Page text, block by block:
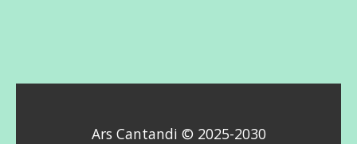
Ars Cantandi © 2025-2030